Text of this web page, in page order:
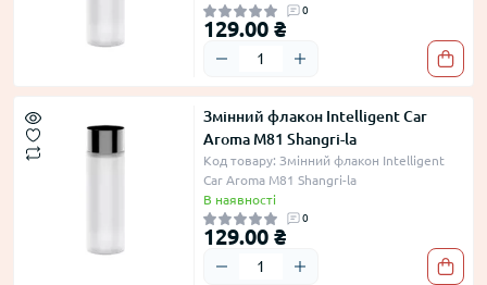
0
129.00 ₴
Змінний флакон Intelligent Car
Aroma M81 Shangri-la
Код товару: Змінний флакон Intelligent
Car Aroma M81 Shangri-la
В наявності
0
129.00 ₴